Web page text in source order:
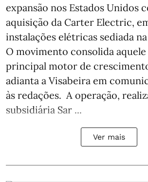
expansão nos Estados Unidos
aquisição da Carter Electric,
instalações elétricas sediada
O movimento consolida
principal motor de
adianta a Visabeira em
às redações. A operação,
subsidiária Sar ...
Ver mais